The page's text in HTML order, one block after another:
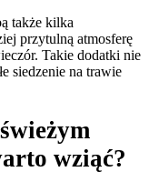
także kilka
przytulną atmosferę
Takie dodatki nie
siedzenie na trawie
wziąć?